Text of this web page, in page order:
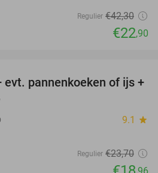
Regulier €42,30
€22,90
20%
evt. pannenkoeken of ijs +
9.1 star
Regulier €23,70